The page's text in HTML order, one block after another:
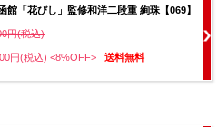
館「花びし」監修和洋二段重 絢珠【069】
円(税込)
円(税込) <8%OFF> 送料無料